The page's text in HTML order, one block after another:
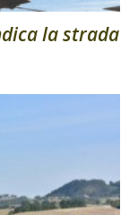
la strada